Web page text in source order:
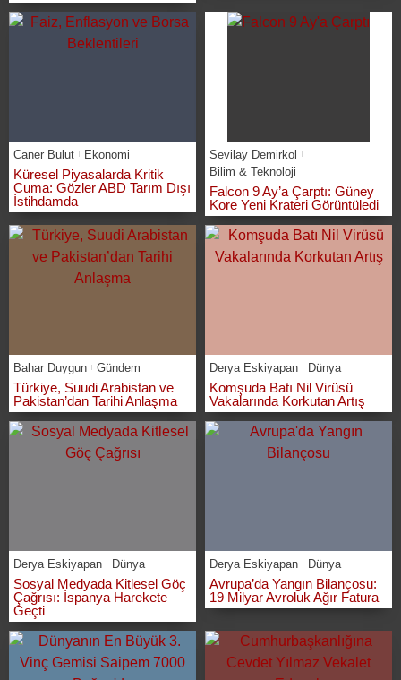
Caner Bulut Ekonomi
Küresel Piyasalarda Kritik
Cuma: Gözler ABD Tarım Dışı
İstihdamda
Sevilay Demirkol
Bilim & Teknoloji
Falcon 9 Ay’a Çarptı: Güney
Kore Yeni Krateri Görüntüledi
Bahar Duygun Gündem
Türkiye, Suudi Arabistan ve
Pakistan’dan Tarihi Anlaşma
Derya Eskiyapan Dünya
Komşuda Batı Nil Virüsü
Vakalarında Korkutan Artış
Derya Eskiyapan Dünya
Sosyal Medyada Kitlesel Göç
Çağrısı: İspanya Harekete
Geçti
Derya Eskiyapan Dünya
Avrupa’da Yangın Bilançosu:
19 Milyar Avroluk Ağır Fatura